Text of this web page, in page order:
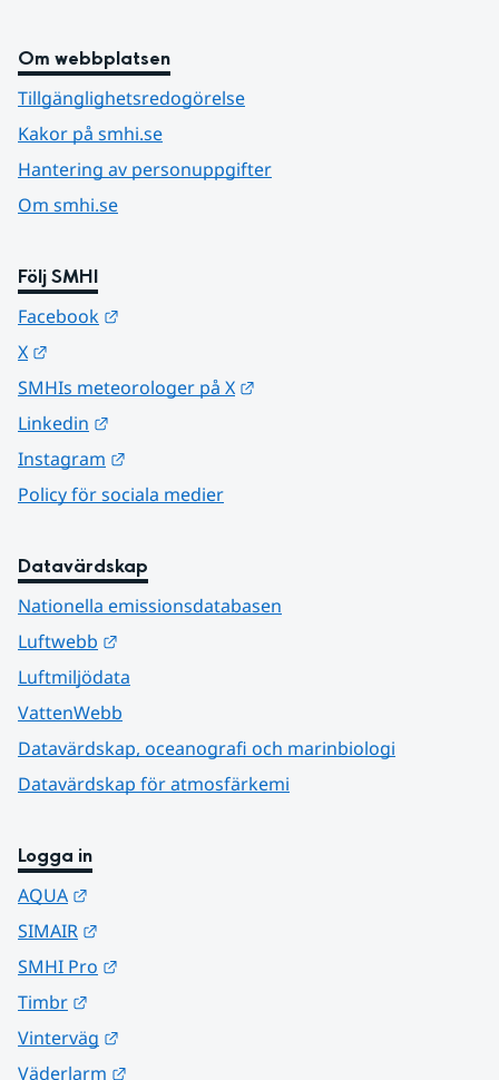
Om webbplatsen
Tillgänglighetsredogörelse
Kakor på smhi.se
Hantering av personuppgifter
Om smhi.se
Följ SMHI
Facebook
X
SMHIs meteorologer på X
Linkedin
Instagram
Policy för sociala medier
Datavärdskap
Nationella emissionsdatabasen
Luftwebb
Luftmiljödata
VattenWebb
Datavärdskap, oceanografi och marinbiologi
Datavärdskap för atmosfärkemi
Logga in
AQUA
SIMAIR
SMHI Pro
Timbr
Vinterväg
Väderlarm